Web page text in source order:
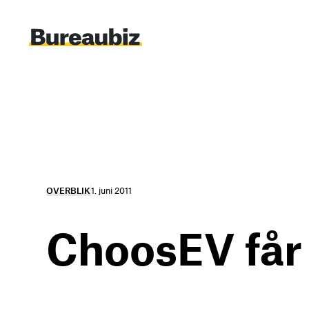
indhold
OVERBLIK1. juni 2011
ChoosEV